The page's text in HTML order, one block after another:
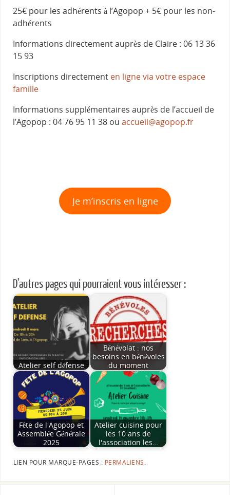
25€ pour les adhérents à l’Agopop + 5€ pour les non-
adhérents
Informations directement auprès de Claire : 06 13 36
15 93
Inscriptions directement en ligne via votre espace
famille
Informations supplémentaires auprès de l’accueil de
l’Agopop : 04 76 95 11 38 ou accueil@agopop.fr
Je m’inscris en ligne
D'autres pages qui pourraient vous intéresser :
Atelier self défense
Bénévolat : nos
besoins en bénévoles
du moment
Fête de l'Agopop et
Assemblée Générale
2025
Atelier cuisine pour
les 10 ans de
l'association les…
LIEN POUR MARQUE-PAGES : PERMALIENS.